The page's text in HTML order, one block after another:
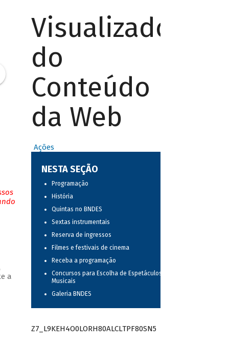
a
Visualizador
do
Conteúdo
da Web
Ações
NESTA SEÇÃO
Programação
História
Quintas no BNDES
Sextas instrumentais
Reserva de ingressos
Filmes e festivais de cinema
Receba a programação
Concursos para Escolha de Espetáculos
Musicais
Galeria BNDES
Z7_L9KEH4O0LORH80ALCLTPF80SN5